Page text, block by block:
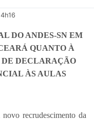
DO ANDES-SN EM
QUANTO À
DECLARAÇÃO
ÀS AULAS
recrudescimento da